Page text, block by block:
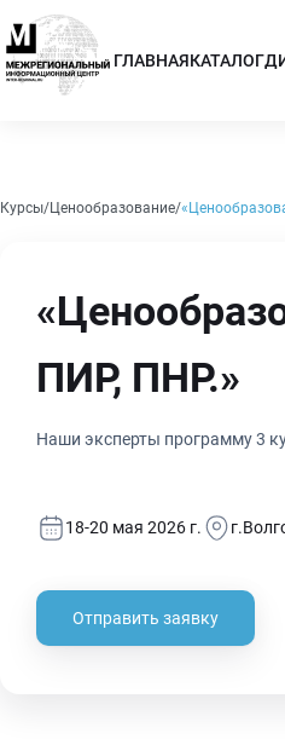
ГЛАВНАЯКАТАЛОГ
Курсы Ценообразование
ПИР, ПНР.»
Наши эксперты программу 3
18-20 мая 2026 г.
Отправить заявку